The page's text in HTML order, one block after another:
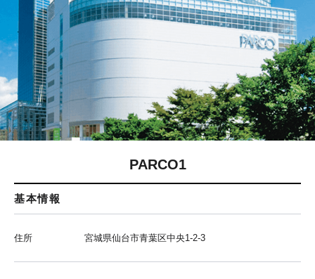
PARCO1
基本情報
住所 宮城県仙台市青葉区中央1-2-3